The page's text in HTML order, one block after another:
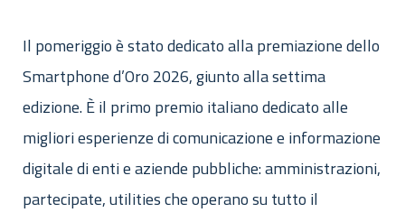
Il pomeriggio è stato dedicato alla premiazione dello
Smartphone d’Oro 2026, giunto alla settima
edizione. È il primo premio italiano dedicato alle
migliori esperienze di comunicazione e informazione
digitale di enti e aziende pubbliche: amministrazioni,
partecipate, utilities che operano su tutto il